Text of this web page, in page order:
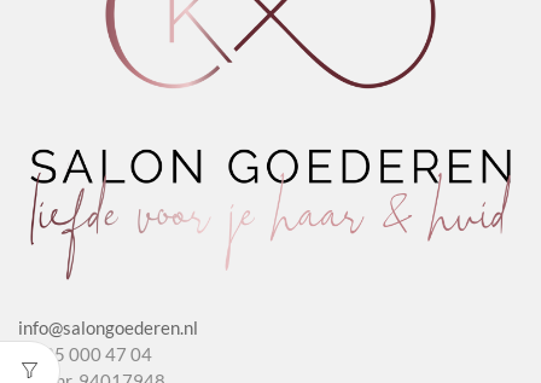
info@salongoederen.nl
T 085 000 47 04